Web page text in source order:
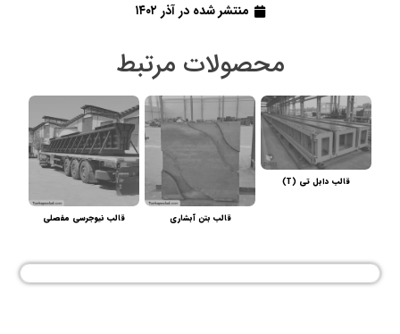
منتشر شده در آذر ۱۴۰۲
محصولات مرتبط
قالب دابل تی (T)
قالب بتن آبشاری قالب نیوجرسی مفصلی